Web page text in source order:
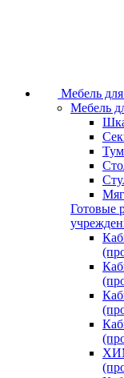
Мебель
Мебель
Готовые